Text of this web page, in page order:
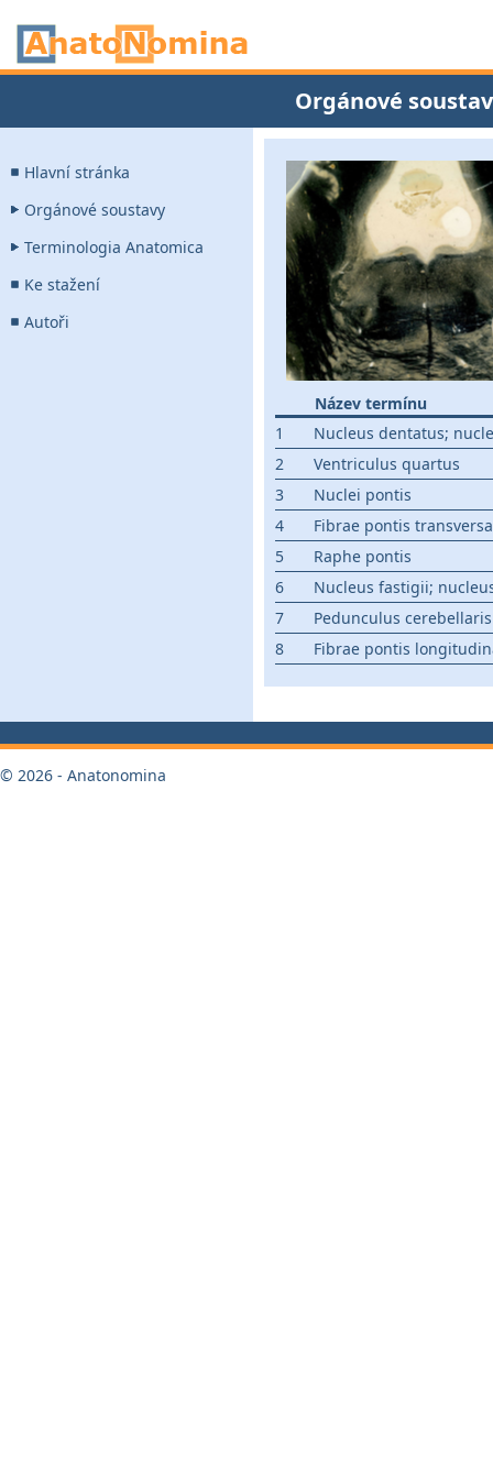
Orgánové
Hlavní stránka
Orgánové soustavy
Terminologia Anatomica
Ke stažení
Autoři
Název termínu
1
Nucleus dentatus;
2
Ventriculus quartus
3
Nuclei pontis
4
Fibrae pontis
5
Raphe pontis
6
Nucleus fastigii;
7
Pedunculus
8
Fibrae pontis
© 2026 - Anatonomina